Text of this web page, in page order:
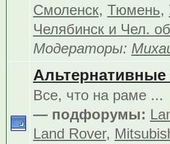
Смоленск, Тюмень,
Челябинск и Чел.
Модераторы:
Альтернативные
Все, что на раме ...
— подфорумы:
Land Rover,